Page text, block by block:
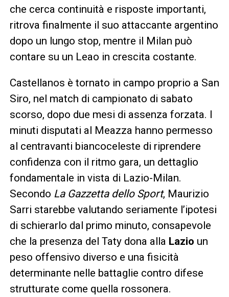
che cerca continuità e risposte importanti,
ritrova finalmente il suo attaccante argentino
dopo un lungo stop, mentre il Milan può
contare su un Leao in crescita costante.
Castellanos è tornato in campo proprio a San
Siro, nel match di campionato di sabato
scorso, dopo due mesi di assenza forzata. I
minuti disputati al Meazza hanno permesso
al centravanti biancoceleste di riprendere
confidenza con il ritmo gara, un dettaglio
fondamentale in vista di Lazio-Milan.
Secondo La Gazzetta dello Sport, Maurizio
Sarri starebbe valutando seriamente l’ipotesi
di schierarlo dal primo minuto, consapevole
che la presenza del Taty dona alla Lazio un
peso offensivo diverso e una fisicità
determinante nelle battaglie contro difese
strutturate come quella rossonera.